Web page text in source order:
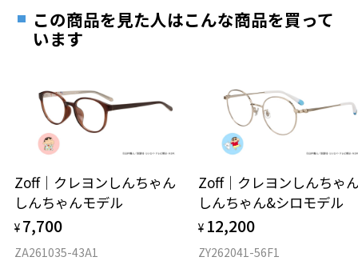
お気に入りに追加済です。
お気に入りリストはこちら
お持ちのZoffメガネサイズを確認するには？
仕上がり寸法
D 仕上がりの横幅：約144mm
安心1 フレーム１年間品質保証
きます。
※保証期間内に交換が行われた場合、保証期間は初期の期間から
延長されません。
安心2 視力測定無料
視力の変化を早めに発見するために、定期的な視
力測定をおすすめいたします。
ご希望のお客さまは、「レンズ交換券」をお選びのうえ、
最寄りのZoff実店舗にてレンズをお買い求めください。
※サングラスやパッケージ品では「レンズ交換券」はお選び
談ください。
＜メガネの度数情報がわからない方へ＞
オンラインストアでフレームのみ購入して、
実店舗で度付きにできます
ご購入時に「レンズ交換券」をお選びいただくと、実店舗で
度数を測定のうえ、度付きレンズ（標準セットレンズ）へ無
この商品を見た人はこんな商品を買って
います
Zoff｜クレヨンしんちゃん
しんちゃんモデル
¥ 7,700
ZA261035-43A1
Zoff｜クレヨンしんち
しんちゃん&シロモデル
¥ 12,200
ZY262041-56F1